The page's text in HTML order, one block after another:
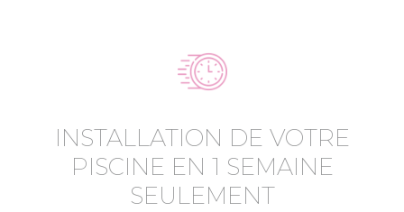
INSTALLATION DE VOTRE
PISCINE EN 1 SEMAINE
SEULEMENT